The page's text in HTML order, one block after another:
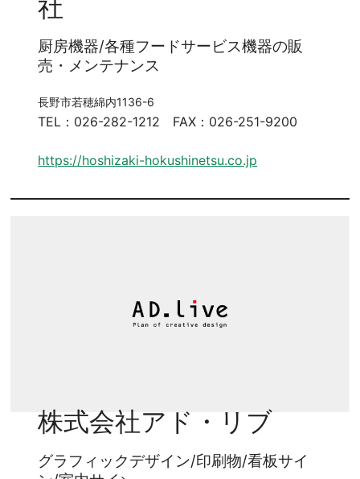
社
厨房機器/各種フードサービス機器の販
売・メンテナンス
長野市若穂綿内1136-6
TEL：026-282-1212 FAX：026-251-9200
https://hoshizaki-hokushinetsu.co.jp
株式会社アド・リブ
グラフィックデザイン/印刷物/看板サイ